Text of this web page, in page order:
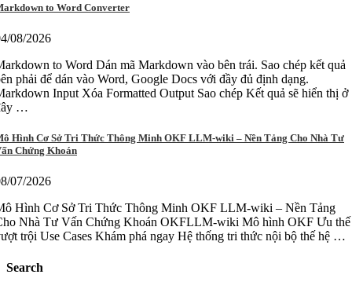
to Word Converter
08/2026
to Word Dán mã Markdown vào bên trái. Sao chép kết quả
phải để dán vào Word, Google Docs với đầy đủ định dạng.
Input Xóa Formatted Output Sao chép Kết quả sẽ hiển thị ở
…
Hình Cơ Sở Tri Thức Thông Minh OKF LLM-wiki – Nền Tảng Cho Nhà Tư
Chứng Khoán
07/2026
Hình Cơ Sở Tri Thức Thông Minh OKF LLM-wiki – Nền Tảng
Nhà Tư Vấn Chứng Khoán OKFLLM-wiki Mô hình OKF Ưu thế
trội Use Cases Khám phá ngay Hệ thống tri thức nội bộ thế hệ …
Search